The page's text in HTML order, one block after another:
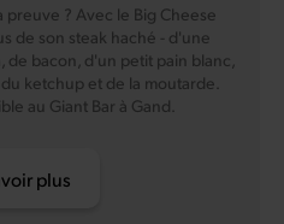
preuve ? Avec le Big Cheese
de son steak haché - d'une
bacon, d'un petit pain blanc,
ketchup et de la moutarde.
au Giant Bar à Gand.
plus